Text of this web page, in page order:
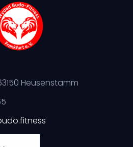
Heusenstamm